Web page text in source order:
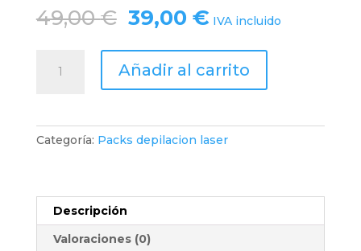
49,00€ El
precio
original
era:
49,00 €.
39,00 €El
actual
es:
39,00 €.
IVA incluido
Piernas
Completas
Eficaz
e
Indolora
Añadir al carrito
Categoría: Packs depilacion laser
Descripción
Valoraciones (0)